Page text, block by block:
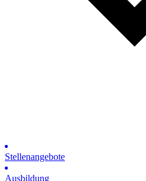
Stellenangebote
Ausbildung